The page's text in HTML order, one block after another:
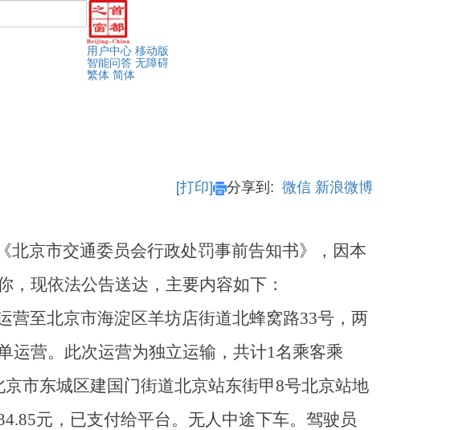
用户中心 移动版
智能问答 无障碍
繁体 简体
[打印] 分享到: 微信 新浪微博
北京市交通委员会行政处罚事前告知书》，因本
现依法公告送达，主要内容如下：
营至北京市海淀区羊坊店街道北蜂窝路33号，两
运营。此次运营为独立运输，共计1名乘客乘
市东城区建国门街道北京站东街甲8号北京站地
元，已支付给平台。无人中途下车。驾驶员